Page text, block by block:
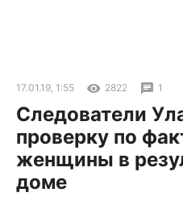
17.01.19, 1:55 2822 1
Следователи
проверку по
женщины в
доме